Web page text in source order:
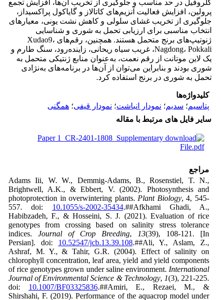
کلروفیل در حد مناسب و جلوگیری از تخریب آن‌ها، افزایش تجمع
پرولین، افزایش فعالیت آنزیم‌های کاتالاز و گایاکول پراکسیداز،
جلوگیری از تخریب غشای سلولی و کاهش نشت یونی، معیارهای
انتخاب مناسبی برای ارزیابی تحمل به شوری و شناسایی
ژنوتیپ‌های برنج متحمل هستند. همچنین، رقم‌های Xudao9،
Nagdong، Pokkali، غریب سیاه ریحانی، زاینده‌رود، سنگ طارم و
یک لاین موتانت از رقم نعمت، به‌عنوان منابع ژنتیکی متحمل به
شوری بودند و بنابراین می‌توان از آن‌ها در برنامه‌های به‌نژادی
تحمل به شوری در برنج استفاده کرد.
کلیدواژه‌ها
پتاسیم‌؛ سدیم؛ نمودار انباشت؛ نمودار قیفی؛ همگنی
سایر فایل های مرتبط با مقاله
Paper 1_CR-2401-1808_Supplementary
File.pdf
مراجع
Adams Iii, W. W., Demmig-Adams, B., Rosenstiel, T. N.,
Brightwell, A.K., & Ebbert, V. (2002). Photosynthesis and
photoprotection in overwintering plants. Plant Biology, 4, 545-
557. doi: 10.1055/s-2002-35434.##Afkhami Ghadi, A.,
Habibzadeh, F., & Hosseini, S. J. (2021). Evaluation of rice
genotypes from crossing based on salinity stress tolerance
indices. Journal of Crop Breeding, 13(39), 108-121. [In
Persian]. doi: 10.52547/jcb.13.39.108.##Ali, Y., Aslam, Z.,
Ashraf, M. Y., & Tahir, G.R. (2004). Effect of salinity on
chlorophyll concentration, leaf area, yield and yield components
of rice genotypes grown under saline environment. International
Journal of Environmental Science & Technology, 1(3), 221-225.
doi: 10.1007/BF03325836.##Amiri, E., Rezaei, M., &
Shirshahi, F. (2019). Performance of the aquacrop model under